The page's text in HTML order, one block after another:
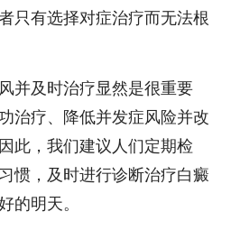
只有选择对症治疗而无法根
并及时治疗显然是很重要
治疗、降低并发症风险并改
此，我们建议人们定期检
惯，及时进行诊断治疗白癜
的明天。